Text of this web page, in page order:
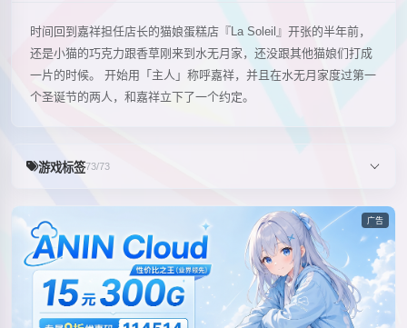
时间回到嘉祥担任店长的猫娘蛋糕店『La Soleil』开张的半年前，
还是小猫的巧克力跟香草刚来到水无月家，还没跟其他猫娘们打成
一片的时候。 开始用「主人」称呼嘉祥，并且在水无月家度过第一
个圣诞节的两人，和嘉祥立下了一个约定。
游戏标签73/73
广告